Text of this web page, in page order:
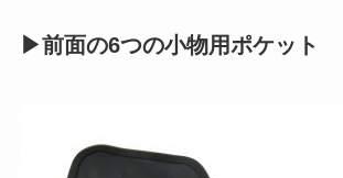
▶︎前面の6つの小物用ポケット